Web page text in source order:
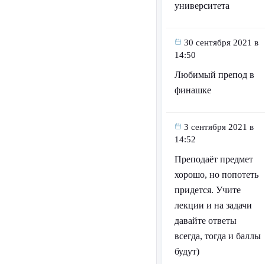
университета
30 сентября 2021 в
14:50
Любимый препод в
финашке
3 сентября 2021 в
14:52
Преподаёт предмет
хорошо, но попотеть
придется. Учите
лекции и на задачи
давайте ответы
всегда, тогда и баллы
будут)